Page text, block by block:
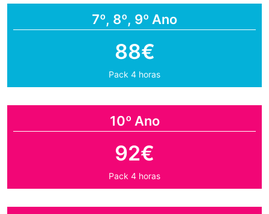
7º, 8º, 9º Ano
88€
Pack 4 horas
10º Ano
92€
Pack 4 horas